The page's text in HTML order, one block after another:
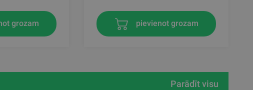
grozam pievienot grozam
Parādīt visu